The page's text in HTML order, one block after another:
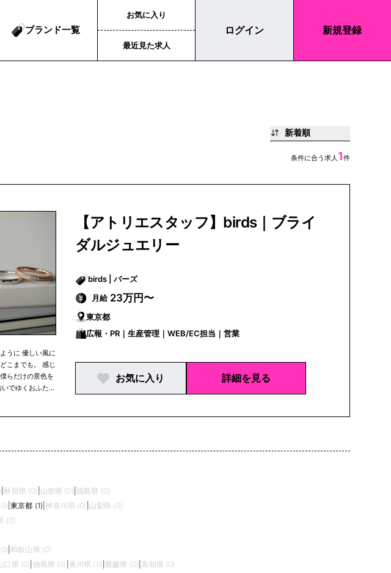
ブランド一覧
お気に入り
最近見た求人
ログイン 新規登録
新着順
条件に合う求人 1件
しい風に
こまでも。 感じ
らだけの景色を
【アトリエスタッフ】birds｜ブライ
ダルジュエリー
birds | バーズ
月給 23万円〜
東京都
広報・PR｜生産管理｜WEB/EC担当｜営業
お気に入り 詳細を見る
|秋田県 (0) 山形県 (0) 福島県 (0)
|東京都 (1) |神奈川県 (0) 山梨県 (0)
(0)
|和歌山県 (0)
口県 (0) 徳島県 (0) 香川県 (0) |愛媛県 (0) 高知県 (0)